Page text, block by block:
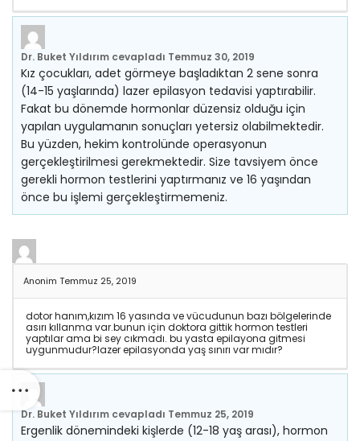
Dr. Buket Yıldırım cevapladı Temmuz 30, 2019
Kız çocukları, adet görmeye başladıktan 2 sene sonra
(14-15 yaşlarında) lazer epilasyon tedavisi yaptırabilir.
Fakat bu dönemde hormonlar düzensiz olduğu için
yapılan uygulamanın sonuçları yetersiz olabilmektedir.
Bu yüzden, hekim kontrolünde operasyonun
gerçekleştirilmesi gerekmektedir. Size tavsiyem önce
gerekli hormon testlerini yaptırmanız ve 16 yaşından
önce bu işlemi gerçekleştirmemeniz.
Anonim Temmuz 25, 2019
dotor hanım,kızım 16 yasında ve vücudunun bazı bölgelerinde
asırı kıllanma var.bunun için doktora gittik hormon testleri
yaptılar ama bi sey cıkmadı. bu yasta epilayona gitmesi
uygunmudur?lazer epilasyonda yaş sınırı var mıdır?
Dr. Buket Yıldırım cevapladı Temmuz 25, 2019
Ergenlik dönemindeki kişlerde (12-18 yaş arası), hormon